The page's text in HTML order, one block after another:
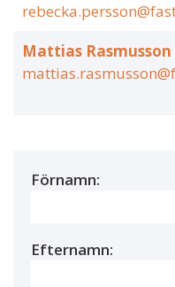
Mattias Rasmusson
Förnamn:
Efternamn: